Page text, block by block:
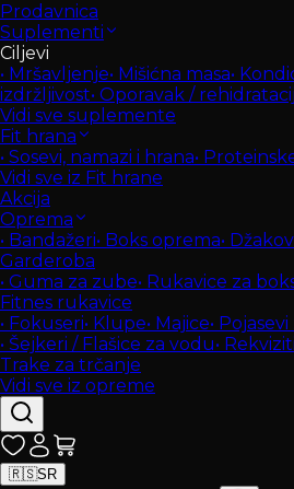
Prodavnica
Suplementi
Ciljevi
• Mršavljenje• Mišićna masa•
izdržljivost• Oporavak /
Vidi sve suplemente
Fit hrana
• Sosevi, namazi i hrana•
Vidi sve iz Fit hrane
Akcija
Oprema
• Bandažeri• Boks oprema•
Garderoba
• Guma za zube• Rukavice za
Fitnes rukavice
• Fokuseri• Klupe• Majice•
• Šejkeri / Flašice za vodu• Rekviziti
Trake za trčanje
Vidi sve iz opreme
🇷🇸SR